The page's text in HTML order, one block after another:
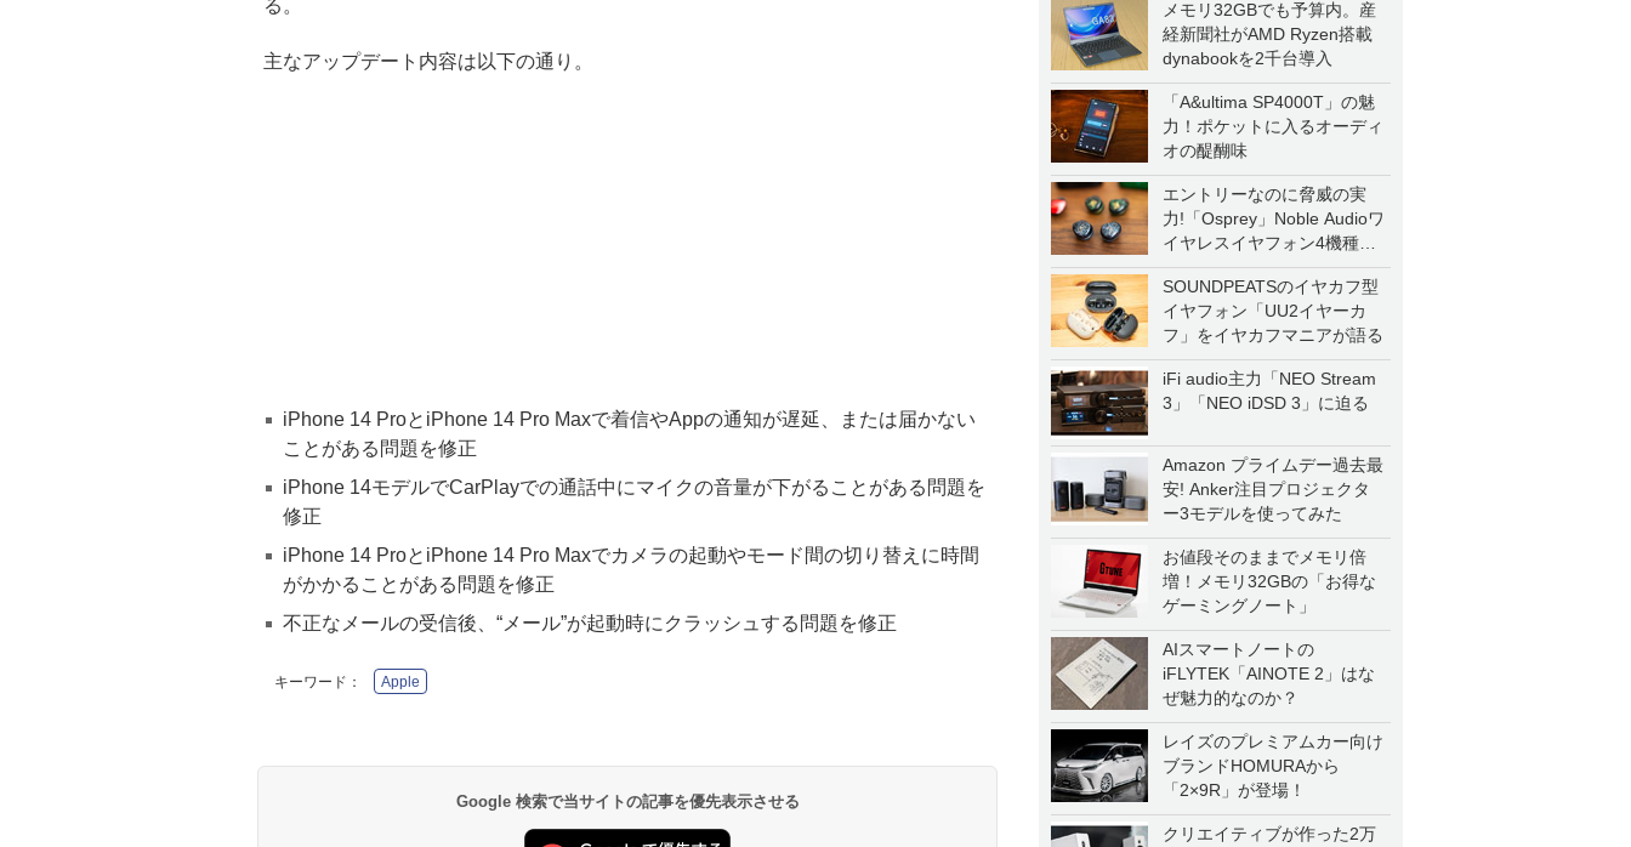
メモリ32GBでも予算内。産
経新聞社がAMD Ryzen搭載
dynabookを2千台導入
「A&ultima SP4000T」の魅
力！ポケットに入るオーディ
オの醍醐味
エントリーなのに脅威の実
力!「Osprey」Noble Audioワ
イヤレスイヤフォン4機種を
一気に聴く
SOUNDPEATSのイヤカフ型
イヤフォン「UU2イヤーカ
フ」をイヤカフマニアが語る
iFi audio主力「NEO Stream
3」「NEO iDSD 3」に迫る
Amazon プライムデー過去最
安! Anker注目プロジェクタ
ー3モデルを使ってみた
お値段そのままでメモリ倍
増！メモリ32GBの「お得な
ゲーミングノート」
AIスマートノートの
iFLYTEK「AINOTE 2」はな
ぜ魅力的なのか？
レイズのプレミアムカー向け
ブランドHOMURAから
「2×9R」が登場！
クリエイティブが作った2万
る。
主なアップデート内容は以下の通り。
iPhone 14 ProとiPhone 14 Pro Maxで着信やAppの通知が遅延、または届かない
ことがある問題を修正
iPhone 14モデルでCarPlayでの通話中にマイクの音量が下がることがある問題を
修正
iPhone 14 ProとiPhone 14 Pro Maxでカメラの起動やモード間の切り替えに時間
がかかることがある問題を修正
不正なメールの受信後、“メール”が起動時にクラッシュする問題を修正
キーワード： Apple
Google 検索で当サイトの記事を優先表示させる